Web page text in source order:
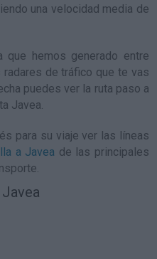
una velocidad media de
que hemos generado entre
de tráfico que te vas
puedes ver la ruta paso a
Javea.
para su viaje ver las líneas
a Javea de las principales